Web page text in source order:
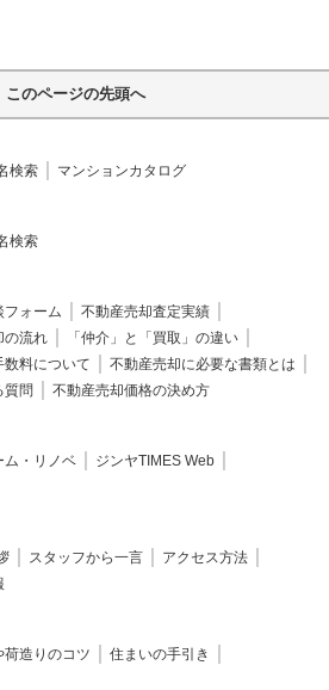
このページの先頭へ
検索 マンションカタログ
検索
フォーム
不動産売却査定実績
の流れ
「仲介」と「買取」の違い
数料について
不動産売却に必要な書類とは
質問 不動産売却価格の決め方
ム・リノベ
ジンヤTIMES Web
スタッフから一言
アクセス方法
荷造りのコツ
住まいの手引き